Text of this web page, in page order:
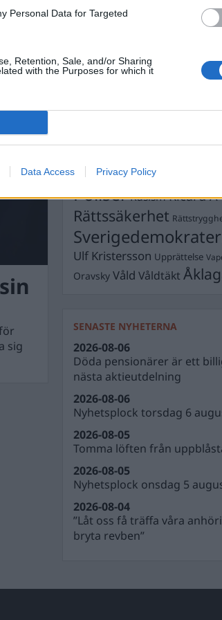
Personal Data for Targeted
Retention, Sale, and/or Sharing
with the Purposes for which it
Data Access Privacy Policy
sig
Demokrati Dick
Fängelse Förhör
Jimmie Åkesson Kokainmålet
LagarMichael Pålsson
Silventoinen Petter Inedahl
PoliserRasismRicard A
Rättssäkerhet
Ulf Kristersson Upprättelse
Oravsky Våld Våldtäkt
SENASTE NYHETERNA
Döda pensionärer är ett
nästa aktieutdelning
2026-08-06
Nyhetsplock torsdag 6
2026-08-06
Tomma löften från
2026-08-05
Nyhetsplock onsdag 5
2026-08-05
”Låt oss få träffa våra
bryta revben”
2026-08-04